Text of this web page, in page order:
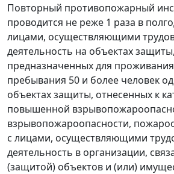
Повторный противопожарный
проводится не реже 1 раза в
лицами, осуществляющими
деятельность на объектах защиты,
предназначенных для
пребывания 50 и более человек
объектах защиты, отнесенных к
повышенной
взрывопожароопасности,
с лицами, осуществляющими
деятельность в организации,
(защитой) объектов и (или)